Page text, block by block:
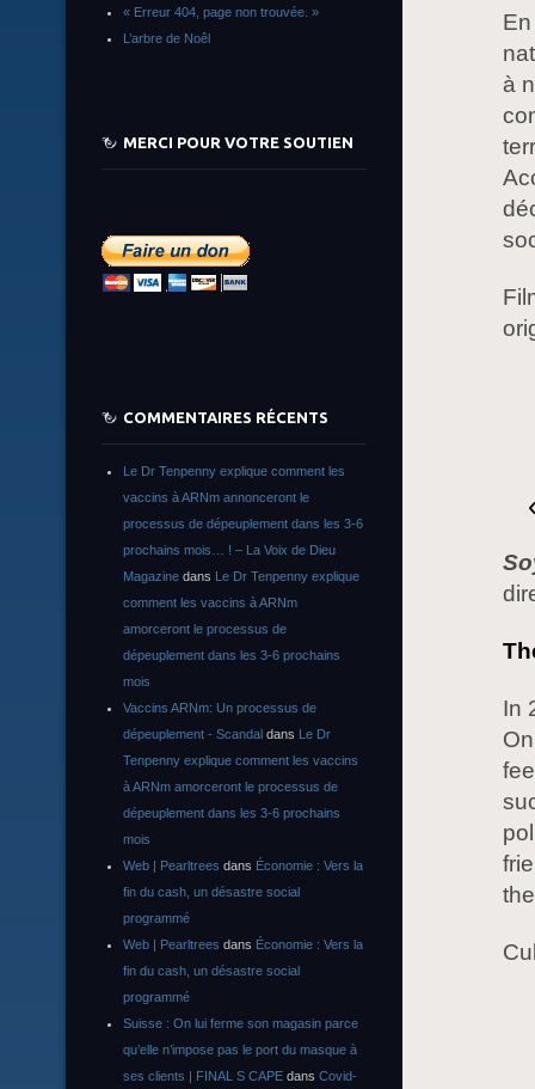
à
In
« Erreur 404, page non trouvée. »
L’arbre de Noêl
MERCI POUR VOTRE SOUTIEN
COMMENTAIRES RÉCENTS
Le Dr Tenpenny explique comment les
vaccins à ARNm annonceront le
processus de dépeuplement dans les 3-6
prochains mois… ! – La Voix de Dieu
Magazine dans Le Dr Tenpenny explique
comment les vaccins à ARNm
amorceront le processus de
dépeuplement dans les 3-6 prochains
mois
Vaccins ARNm: Un processus de
dépeuplement - Scandal dans Le Dr
Tenpenny explique comment les vaccins
à ARNm amorceront le processus de
dépeuplement dans les 3-6 prochains
mois
Web | Pearltrees dans Économie : Vers la
fin du cash, un désastre social
programmé
Web | Pearltrees dans Économie : Vers la
fin du cash, un désastre social
programmé
Suisse : On lui ferme son magasin parce
qu’elle n’impose pas le port du masque à
ses clients | FINAL S CAPE dans Covid-